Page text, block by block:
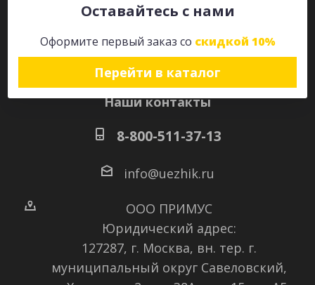
Оставайтесь с нами
Оформите первый заказ со скидкой 10%
Перейти в каталог
Наши контакты
8-800-511-37-13
info@uezhik.ru
ООО ПРИМУС
Юридический адрес:
127287, г. Москва, вн. тер. г.
муниципальный округ Савеловский,